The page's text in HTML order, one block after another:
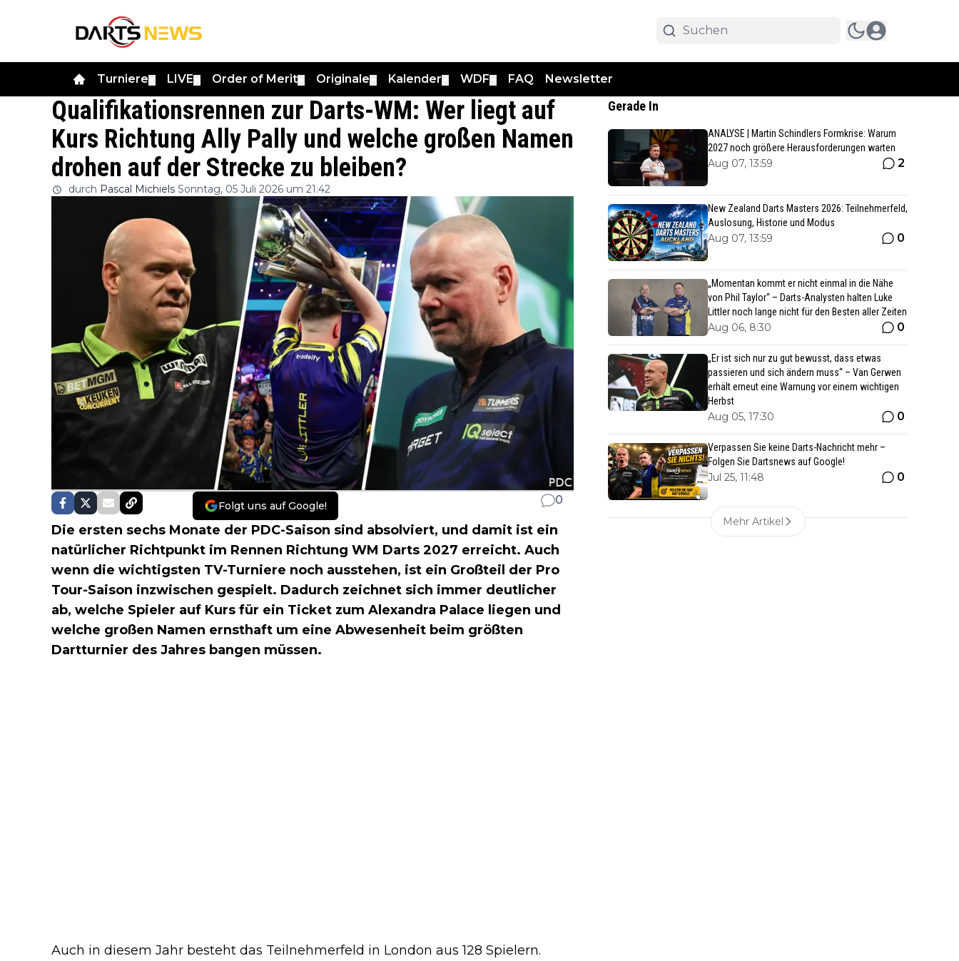
Turniere LIVE Order of Merit Originale Kalender WDF FAQ Newsletter
Qualifikationsrennen zur Darts-WM: Wer liegt auf
Kurs Richtung Ally Pally und welche großen Namen
drohen auf der Strecke zu bleiben?
durch Pascal Michiels Sonntag, 05 Juli 2026 um 21:42
Folgt uns auf Google! 0
Die ersten sechs Monate der PDC-Saison sind absolviert, und damit ist ein
natürlicher Richtpunkt im Rennen Richtung WM Darts 2027 erreicht. Auch
wenn die wichtigsten TV-Turniere noch ausstehen, ist ein Großteil der Pro
Tour-Saison inzwischen gespielt. Dadurch zeichnet sich immer deutlicher
ab, welche Spieler auf Kurs für ein Ticket zum Alexandra Palace liegen und
welche großen Namen ernsthaft um eine Abwesenheit beim größten
Dartturnier des Jahres bangen müssen.
Auch in diesem Jahr besteht das Teilnehmerfeld in London aus 128 Spielern.
Gerade In
ANALYSE | Martin Schindlers Formkrise: Warum
2027 noch größere Herausforderungen warten
Aug 07, 13:59 2
New Zealand Darts Masters 2026: Teilnehmerfeld,
Auslosung, Historie und Modus
Aug 07, 13:59 0
„Momentan kommt er nicht einmal in die Nähe
von Phil Taylor“ – Darts-Analysten halten Luke
Littler noch lange nicht für den Besten aller Zeiten
Aug 06, 8:30 0
„Er ist sich nur zu gut bewusst, dass etwas
passieren und sich ändern muss“ – Van Gerwen
erhält erneut eine Warnung vor einem wichtigen
Herbst
Aug 05, 17:30 0
Verpassen Sie keine Darts-Nachricht mehr –
Folgen Sie Dartsnews auf Google!
Jul 25, 11:48 0
Mehr Artikel